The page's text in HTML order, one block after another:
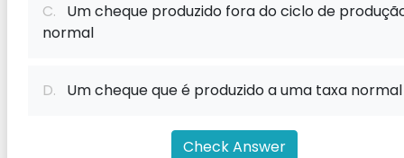
C. Um cheque produzido fora do ciclo de
normal
D. Um cheque que é produzido a uma taxa normal
Check Answer